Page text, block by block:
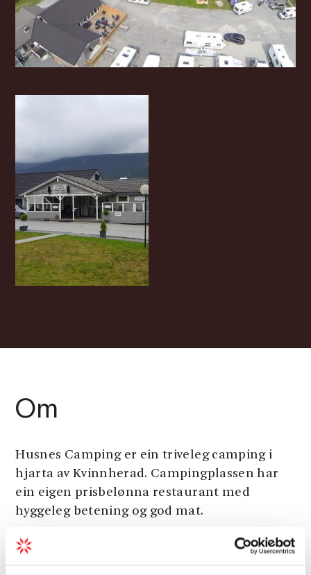
Om
Husnes Camping er ein triveleg camping i
hjarta av Kvinnherad. Campingplassen har
ein eigen prisbelønna restaurant med
hyggeleg betening og god mat.
Totalt har campingen 10 hytter, 6 store og 4
små.